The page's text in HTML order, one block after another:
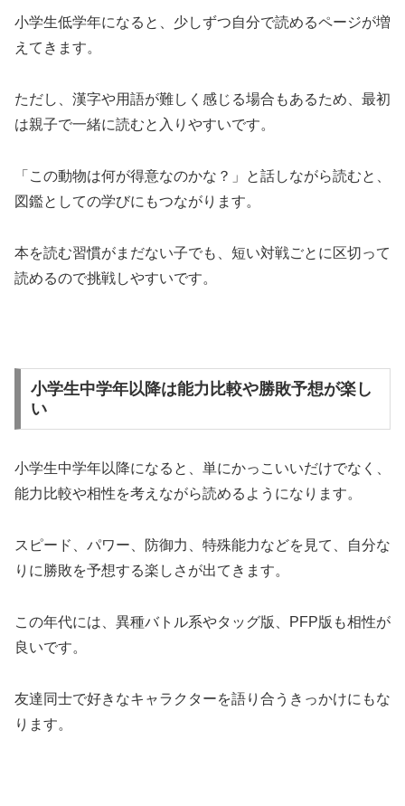
小学生低学年になると、少しずつ自分で読めるページが増
えてきます。
ただし、漢字や用語が難しく感じる場合もあるため、最初
は親子で一緒に読むと入りやすいです。
「この動物は何が得意なのかな？」と話しながら読むと、
図鑑としての学びにもつながります。
本を読む習慣がまだない子でも、短い対戦ごとに区切って
読めるので挑戦しやすいです。
小学生中学年以降は能力比較や勝敗予想が楽し
い
小学生中学年以降になると、単にかっこいいだけでなく、
能力比較や相性を考えながら読めるようになります。
スピード、パワー、防御力、特殊能力などを見て、自分な
りに勝敗を予想する楽しさが出てきます。
この年代には、異種バトル系やタッグ版、PFP版も相性が
良いです。
友達同士で好きなキャラクターを語り合うきっかけにもな
ります。